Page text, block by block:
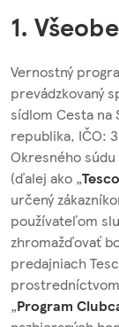
1.
Vernostný
prevádzkovaný
sídlom Cesta na
republika, IČO:
Okresného
(ďalej ako „Tesco
určený
používateľom
zhromažďovať
predajniach
prostredníctvom
„Program